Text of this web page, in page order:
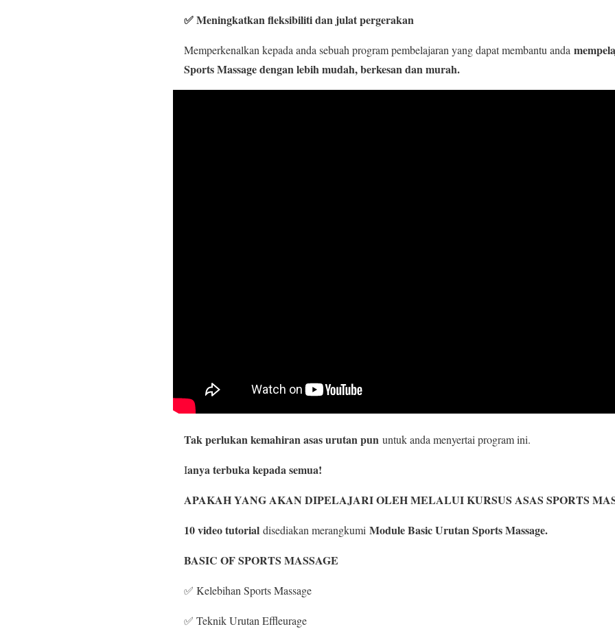
✅ Meningkatkan fleksibiliti dan julat pergerakan
Memperkenalkan kepada anda sebuah program pembelajaran yang dapat membantu anda
Sports Massage dengan lebih mudah, berkesan dan murah.
Tak perlukan kemahiran asas urutan pun untuk anda menyertai program ini.
Ianya terbuka kepada semua!
APAKAH YANG AKAN DIPELAJARI OLEH MELALUI KURSUS ASAS SPORTS
10 video tutorial disediakan merangkumi Module Basic Urutan Sports Massage.
BASIC OF SPORTS MASSAGE
✅ Kelebihan Sports Massage
✅ Teknik Urutan Effleurage